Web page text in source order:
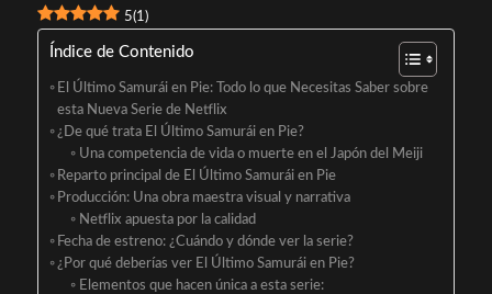
5(1)
Índice de Contenido
El Último Samurái en Pie: Todo lo que Necesitas Saber sobre
esta Nueva Serie de Netflix
¿De qué trata El Último Samurái en Pie?
Una competencia de vida o muerte en el Japón del Meiji
Reparto principal de El Último Samurái en Pie
Producción: Una obra maestra visual y narrativa
Netflix apuesta por la calidad
Fecha de estreno: ¿Cuándo y dónde ver la serie?
¿Por qué deberías ver El Último Samurái en Pie?
Elementos que hacen única a esta serie: